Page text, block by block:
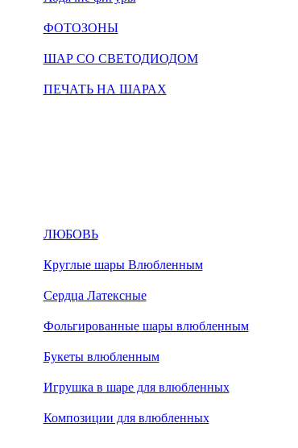
ФОТОЗОНЫ
ШАР СО СВЕТОДИОДОМ
ПЕЧАТЬ НА ШАРАХ
ЛЮБОВЬ
Круглые шары Влюбленным
Сердца Латексные
Фольгированные шары влюбленным
Букеты влюбленным
Игрушка в шаре для влюбленных
Композиции для влюбленных